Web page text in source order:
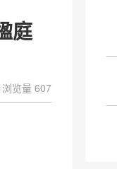
庭
浏览量 607